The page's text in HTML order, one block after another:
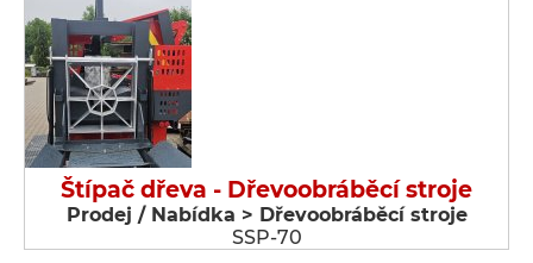
Štípač dřeva - Dřevoobráběcí stroje
Prodej / Nabídka > Dřevoobráběcí stroje
SSP-70